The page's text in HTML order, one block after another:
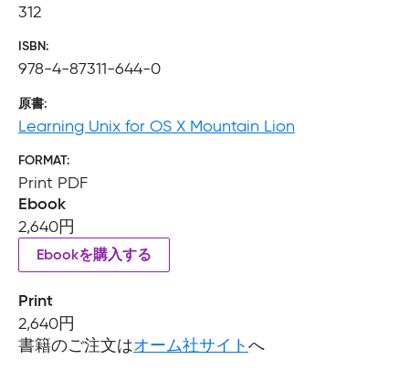
312
ISBN
978-4-87311-644-0
原書
Learning Unix for OS X Mountain Lion
FORMAT
Print PDF
Ebook
2,640円
Ebookを購入する
Print
2,640円
書籍のご注文はオーム社サイトへ